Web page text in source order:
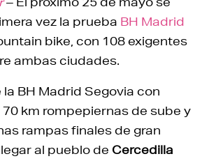
vez la prueba BH Madrid
bike, con 108 exigentes
ambas ciudades.
BH Madrid Segovia con
km rompepiernas de sube y
rampas finales de gran
al pueblo de Cercedilla